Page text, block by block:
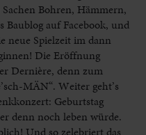
Bohren, Hämmern,
Baublog auf Facebook, und
neue Spielzeit im dann
Die Eröffnung
Dernière, denn zum
MÄN“. Weiter geht’s
Geburtstag
denn noch leben würde.